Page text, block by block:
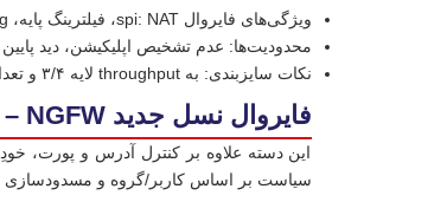
ویژگی‌های فایروال spi: NAT، فیلترینگ پایه، ACL، Routing ساده، پشتیبانی اولیه ازHigh Availability
محدودیت‌ها: عدم تشخیص اپلیکیشن، دید پایین
نکات سایزبندی: به throughput لایه ۳/۴ و تعداد اتصالات هم‌زمان دقت کن؛ اگر قرار است بعداً به NGFW ارتقا دهی، پورت‌های ارتقاپذیر (SFP+) بگیر.
فایروال نسل جدید NGFW – (لایه ۳ تا ۷)
این دسته علاوه بر کنترل آدرس و پورت،
سیاست بر اساس کاربر/گروه و مسدودسازی